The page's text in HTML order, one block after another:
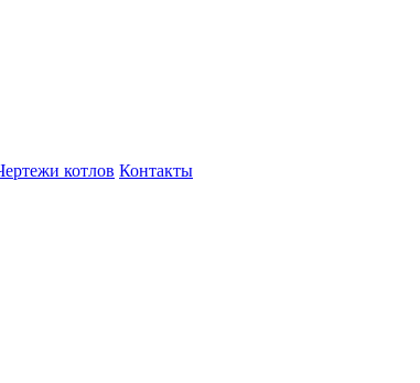
котлов Контакты